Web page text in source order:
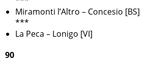
Miramonti l’Altro – Concesio [BS]
***
La Peca – Lonigo [VI]
90